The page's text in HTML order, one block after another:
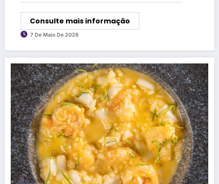
Consulte mais informação
7 De Maio De 2026